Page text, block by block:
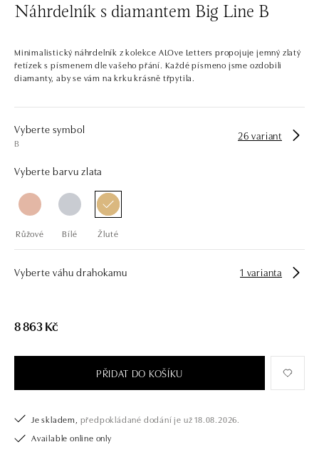
Náhrdelník s diamantem Big Line B
Minimalistický náhrdelník z kolekce ALOve Letters propojuje jemný zlatý
řetízek s písmenem dle vašeho přání. Každé písmeno jsme ozdobili
diamanty, aby se vám na krku krásně třpytila.
Vyberte symbol
B
26 variant
Vyberte barvu zlata
Růžové Bílé Žluté
Vyberte váhu drahokamu 1 varianta
8 863 Kč
PŘIDAT DO KOŠÍKU
Je skladem, předpokládané dodání je už 18.08.2026.
Available online only